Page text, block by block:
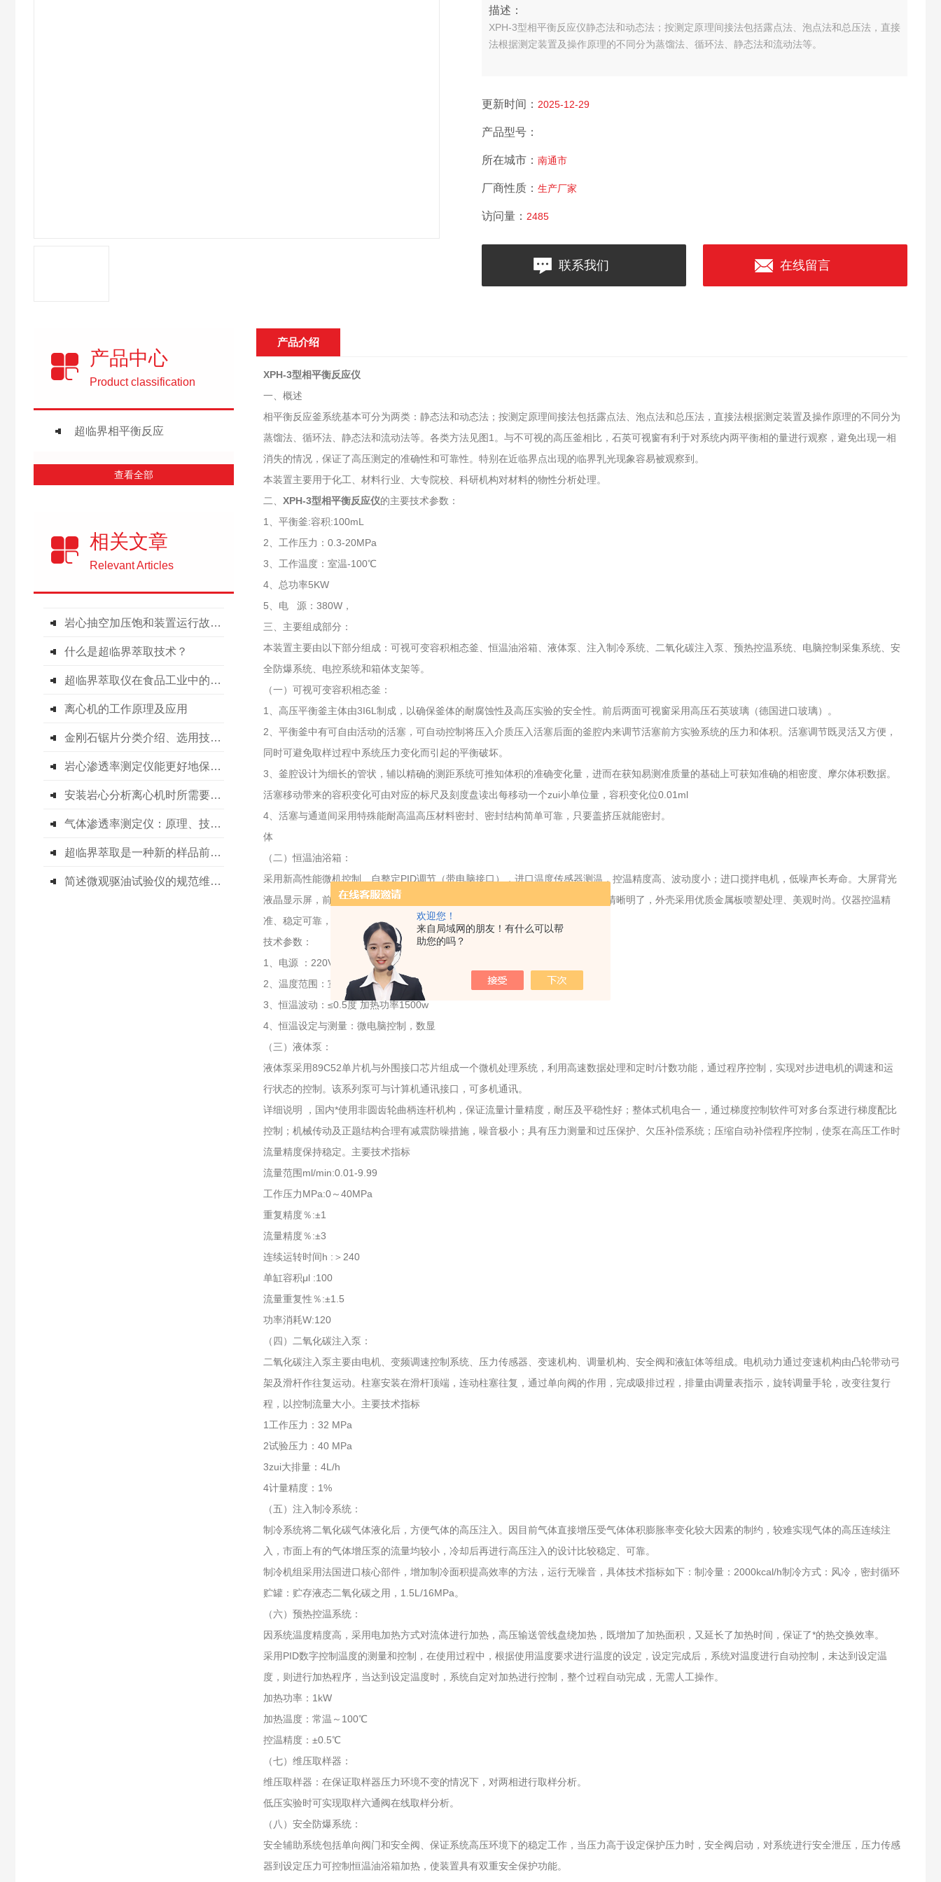
欢迎您！
来自局域网的朋友！有什么可以帮
助您的吗？
描述：
XPH-3型相平衡反应仪静态法和动态法；按测定原理间接法包括露点法、泡点法和总压法，直接
法根据测定装置及操作原理的不同分为蒸馏法、循环法、静态法和流动法等。
更新时间： 2025-12-29
产品型号：
所在城市： 南通市
厂商性质： 生产厂家
访问量： 2485
联系我们 在线留言
产品中心
Product classification
超临界相平衡反应
查看全部
相关文章
Relevant Articles
岩心抽空加压饱和装置运行故障深度解析与标准化处理方案
什么是超临界萃取技术？
超临界萃取仪在食品工业中的应用与发展
离心机的工作原理及应用
金刚石锯片分类介绍、选用技巧及使用方法
岩心渗透率测定仪能更好地保护珍贵的岩心样本
安装岩心分析离心机时所需要注意的事项分享
气体渗透率测定仪：原理、技术及应用
超临界萃取是一种新的样品前处理技术
简述微观驱油试验仪的规范维护要点
产品介绍
XPH-3型相平衡反应仪
一、概述
相平衡反应釜系统基本可分为两类：静态法和动态法；按测定原理间接法包括露点法、泡点法和总压法，直接法根据测定装置及操作原理的不同分为
蒸馏法、循环法、静态法和流动法等。各类方法见图1。与不可视的高压釜相比，石英可视窗有利于对系统内两平衡相的量进行观察，避免出现一相
消失的情况，保证了高压测定的准确性和可靠性。特别在近临界点出现的临界乳光现象容易被观察到。
本装置主要用于化工、材料行业、大专院校、科研机构对材料的物性分析处理。
二、 XPH-3型相平衡反应仪的主要技术参数：
1、平衡釜:容积:100mL
2、工作压力：0.3-20MPa
3、工作温度：室温-100℃
4、总功率5KW
5、电 源：380W，
三、 主要组成部分：
本装置主要由以下部分组成：可视可变容积相态釜、恒温油浴箱、液体泵、注入制冷系统、二氧化碳注入泵、预热控温系统、电脑控制采集系统、安
全防爆系统、电控系统和箱体支架等。
（一）可视可变容积相态釜：
1、高压平衡釜主体由3I6L制成，以确保釜体的耐腐蚀性及高压实验的安全性。前后两面可视窗采用高压石英玻璃（德国进口玻璃）。
2、平衡釜中有可自由活动的活塞，可自动控制将压入介质压入活塞后面的釜腔内来调节活塞前方实验系统的压力和体积。活塞调节既灵活又方便，
同时可避免取样过程中系统压力变化而引起的平衡破坏。
3、釜腔设计为细长的管状，辅以精确的测距系统可推知体积的准确变化量，进而在获知易测准质量的基础上可获知准确的相密度、摩尔体积数据。
活塞移动带来的容积变化可由对应的标尺及刻度盘读出每移动一个zui小单位量，容积变化位0.01ml
4、活塞与通道间采用特殊能耐高温高压材料密封、密封结构简单可靠，只要盖挤压就能密封。
体
（二）恒温油浴箱：
采用新高性能微机控制、自整定PID调节（带电脑接口），进口温度传感器测温，控温精度高、波动度小；进口搅拌电机，低噪声长寿命。大屏背光
液晶显示屏，前后采用耐高温玻璃缸结构，可清晰观测被测试样的变化各项参数清晰明了，外壳采用优质金属板喷塑处理、美观时尚。仪器控温精
准、稳定可靠，操作方便安全。
技术参数：
1、电源 ：220V 50Hz
2、温度范围：室温—100℃
3、恒温波动：≤0.5度 加热功率1500w
4、恒温设定与测量：微电脑控制，数显
（三）液体泵：
液体泵采用89C52单片机与外围接口芯片组成一个微机处理系统，利用高速数据处理和定时/计数功能，通过程序控制，实现对步进电机的调速和运
行状态的控制。该系列泵可与计算机通讯接口，可多机通讯。
详细说明 ，国内*使用非圆齿轮曲柄连杆机构，保证流量计量精度，耐压及平稳性好；整体式机电合一，通过梯度控制软件可对多台泵进行梯度配比
控制；机械传动及正题结构合理有减震防噪措施，噪音极小；具有压力测量和过压保护、欠压补偿系统；压缩自动补偿程序控制，使泵在高压工作时
流量精度保持稳定。主要技术指标
流量范围ml/min:0.01-9.99
工作压力MPa:0～40MPa
重复精度％:±1
流量精度％:±3
连续运转时间h :＞240
单缸容积μl :100
流量重复性％:±1.5
功率消耗W:120
（四）二氧化碳注入泵：
二氧化碳注入泵主要由电机、变频调速控制系统、压力传感器、变速机构、调量机构、安全阀和液缸体等组成。电机动力通过变速机构由凸轮带动弓
架及滑杆作往复运动。柱塞安装在滑杆顶端，连动柱塞往复，通过单向阀的作用，完成吸排过程，排量由调量表指示，旋转调量手轮，改变往复行
程，以控制流量大小。主要技术指标
1工作压力：32 MPa
2试验压力：40 MPa
3zui大排量：4L/h
4计量精度：1%
（五）注入制冷系统：
制冷系统将二氧化碳气体液化后，方便气体的高压注入。因目前气体直接增压受气体体积膨胀率变化较大因素的制约，较难实现气体的高压连续注
入，市面上有的气体增压泵的流量均较小，冷却后再进行高压注入的设计比较稳定、可靠。
制冷机组采用法国进口核心部件，增加制冷面积提高效率的方法，运行无噪音，具体技术指标如下：制冷量：2000kcal/h制冷方式：风冷，密封循环
贮罐：贮存液态二氧化碳之用，1.5L/16MPa。
（六）预热控温系统：
因系统温度精度高，采用电加热方式对流体进行加热，高压输送管线盘绕加热，既增加了加热面积，又延长了加热时间，保证了*的热交换效率。
采用PID数字控制温度的测量和控制，在使用过程中，根据使用温度要求进行温度的设定，设定完成后，系统对温度进行自动控制，未达到设定温
度，则进行加热程序，当达到设定温度时，系统自定对加热进行控制，整个过程自动完成，无需人工操作。
加热功率：1kW
加热温度：常温～100℃
控温精度：±0.5℃
（七）维压取样器：
维压取样器：在保证取样器压力环境不变的情况下，对两相进行取样分析。
低压实验时可实现取样六通阀在线取样分析。
（八）安全防爆系统：
安全辅助系统包括单向阀门和安全阀、保证系统高压环境下的稳定工作，当压力高于设定保护压力时，安全阀启动，对系统进行安全泄压，压力传感
器到设定压力可控制恒温油浴箱加热，使装置具有双重安全保护功能。